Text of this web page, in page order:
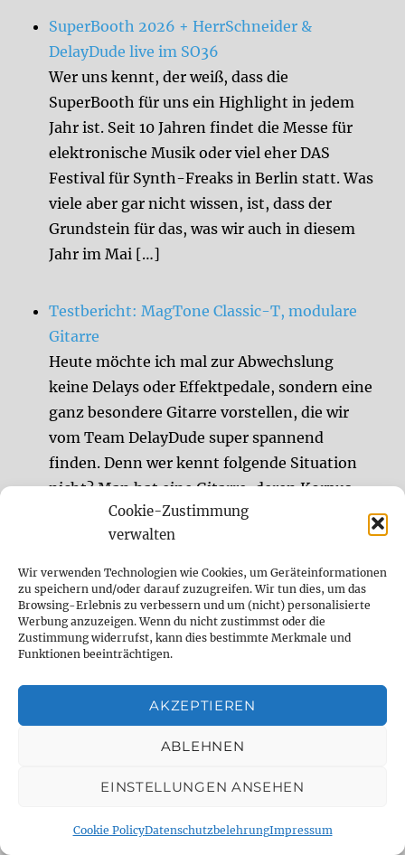
Cookie-Zustimmung
verwalten
Wir verwenden Technologien wie Cookies, um Geräteinformationen
zu speichern und/oder darauf zuzugreifen. Wir tun dies, um das
Browsing-Erlebnis zu verbessern und um (nicht) personalisierte
Werbung anzuzeigen. Wenn du nicht zustimmst oder die
Zustimmung widerrufst, kann dies bestimmte Merkmale und
Funktionen beeinträchtigen.
AKZEPTIEREN
ABLEHNEN
EINSTELLUNGEN ANSEHEN
Cookie PolicyDatenschutzbelehrungImpressum
SuperBooth 2026 + HerrSchneider &
DelayDude live im SO36
Wer uns kennt, der weiß, dass die
SuperBooth für uns ein Highlight in jedem
Jahr ist. Seit 10 Jahren findet die Messe für
elektronische Musik oder viel eher DAS
Festival für Synth-Freaks in Berlin statt. Was
viele aber gar nicht wissen, ist, dass der
Grundstein für das, was wir auch in diesem
Jahr im Mai […]
Testbericht: MagTone Classic-T, modulare
Gitarre
Heute möchte ich mal zur Abwechslung
keine Delays oder Effektpedale, sondern eine
ganz besondere Gitarre vorstellen, die wir
vom Team DelayDude super spannend
finden. Denn wer kennt folgende Situation
nicht? Man hat eine Gitarre, deren Korpus
und Hals sich einfach super anfühlen.
Eigentlich möchte man allein aufgrund der
Haptik gerne bei dieser Gitarre bleiben.
Manchmal […]
Sessionmusiker für Studioaufnahmen,
Sessionmusiker (Gitarre, Bass, Drums,
experimentelle Sounds) und Sounddesigner
Remote und im Studio.